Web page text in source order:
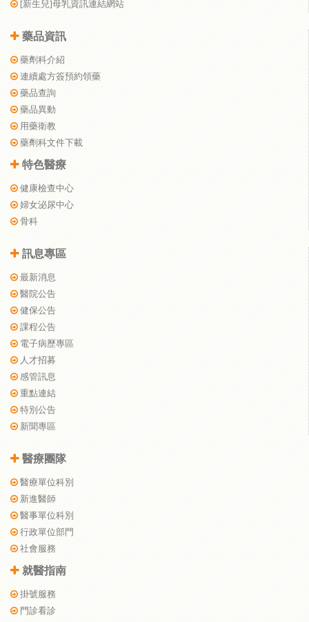
[新生兒]母乳資訊連結網站
藥品資訊
藥劑科介紹
連續處方簽預約領藥
藥品查詢
藥品異動
用藥衛教
藥劑科文件下載
特色醫療
健康檢查中心
婦女泌尿中心
骨科
訊息專區
最新消息
醫院公告
健保公告
課程公告
電子病歷專區
人才招募
感管訊息
重點連結
特別公告
新聞專區
醫療團隊
醫療單位科別
新進醫師
醫事單位科別
行政單位部門
社會服務
就醫指南
掛號服務
門診看診